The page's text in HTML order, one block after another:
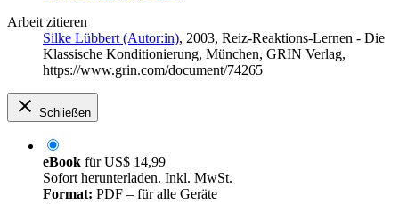
Arbeit zitieren
Silke Lübbert (Autor:in), 2003, Reiz-Reaktions-Lernen - Die
Klassische Konditionierung, München, GRIN Verlag,
https://www.grin.com/document/74265
Schließen
eBook fürUS$ 14,99
Sofort herunterladen. Inkl. MwSt.
Format: PDF – für alle Geräte